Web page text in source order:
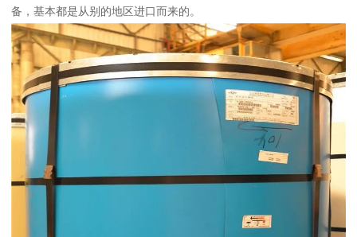
备，基本都是从别的地区进口而来的。